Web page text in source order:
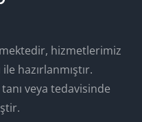
hizmetlerimiz
hazırlanmıştır.
veya tedavisinde